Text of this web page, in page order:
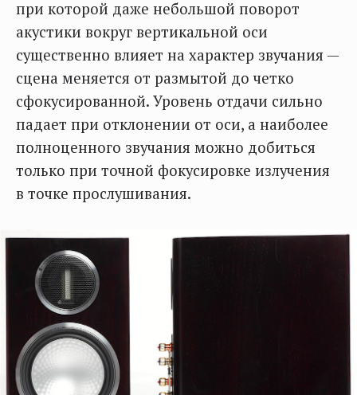
при которой даже небольшой поворот
акустики вокруг вертикальной оси
существенно влияет на характер звучания —
сцена меняется от размытой до четко
сфокусированной. Уровень отдачи сильно
падает при отклонении от оси, а наиболее
полноценного звучания можно добиться
только при точной фокусировке излучения
в точке прослушивания.